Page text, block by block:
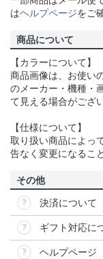
はヘルプページをご
商品について
【カラーについて】
商品画像は、お使い
のメーカー・機種・
て見える場合がござ
【仕様について】
取り扱い商品によっ
告なく変更になるこ
その他
決済について
ギフト対応に
ヘルプページ